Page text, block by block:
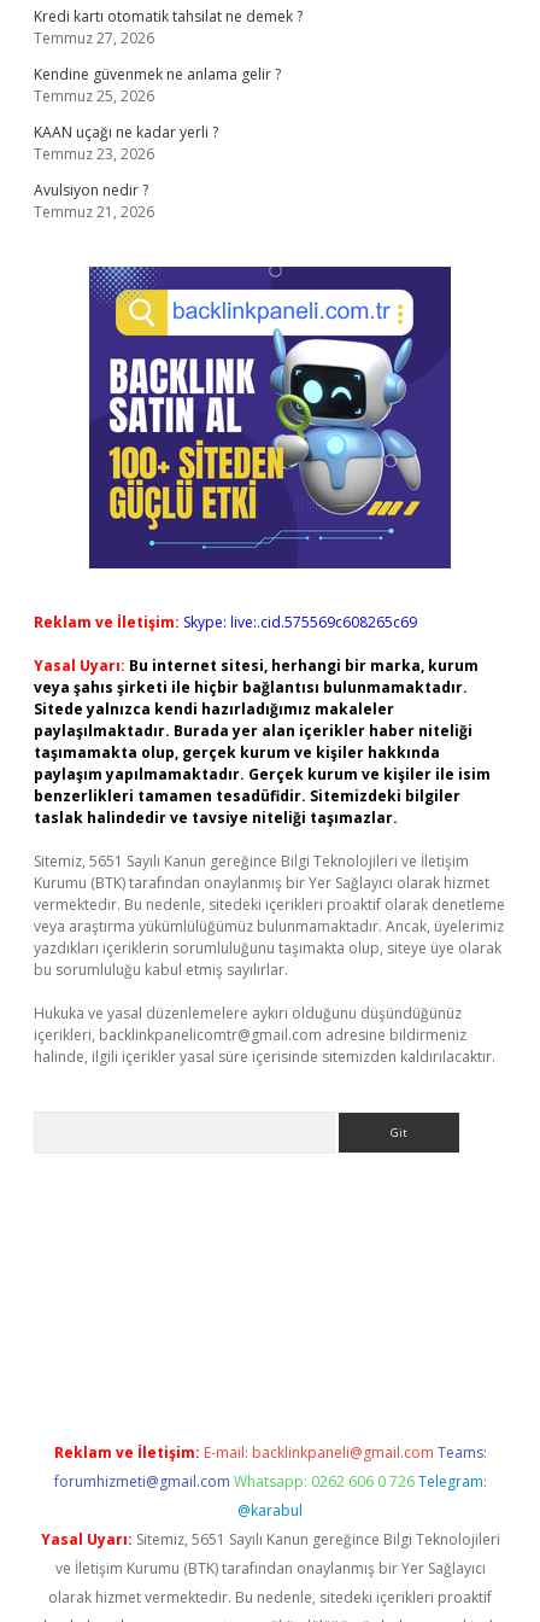
Kredi kartı otomatik tahsilat ne demek ?
Temmuz 27, 2026
Kendine güvenmek ne anlama gelir ?
Temmuz 25, 2026
KAAN uçağı ne kadar yerli ?
Temmuz 23, 2026
Avulsiyon nedir ?
Temmuz 21, 2026
Reklam ve İletişim: Skype: live:.cid.575569c608265c69
Yasal Uyarı: Bu internet sitesi, herhangi bir marka, kurum
veya şahıs şirketi ile hiçbir bağlantısı bulunmamaktadır.
Sitede yalnızca kendi hazırladığımız makaleler
paylaşılmaktadır. Burada yer alan içerikler haber niteliği
taşımamakta olup, gerçek kurum ve kişiler hakkında
paylaşım yapılmamaktadır. Gerçek kurum ve kişiler ile isim
benzerlikleri tamamen tesadüfidir. Sitemizdeki bilgiler
taslak halindedir ve tavsiye niteliği taşımazlar.
Sitemiz, 5651 Sayılı Kanun gereğince Bilgi Teknolojileri ve İletişim
Kurumu (BTK) tarafından onaylanmış bir Yer Sağlayıcı olarak hizmet
vermektedir. Bu nedenle, sitedeki içerikleri proaktif olarak denetleme
veya araştırma yükümlülüğümüz bulunmamaktadır. Ancak, üyelerimiz
yazdıkları içeriklerin sorumluluğunu taşımakta olup, siteye üye olarak
bu sorumluluğu kabul etmiş sayılırlar.
Hukuka ve yasal düzenlemelere aykırı olduğunu düşündüğünüz
içerikleri, backlinkpanelicomtr@gmail.com adresine bildirmeniz
halinde, ilgili içerikler yasal süre içerisinde sitemizden kaldırılacaktır.
Reklam ve İletişim: E-mail: backlinkpaneli@gmail.com Teams:
forumhizmeti@gmail.com Whatsapp: 0262 606 0 726 Telegram:
@karabul
Yasal Uyarı: Sitemiz, 5651 Sayılı Kanun gereğince Bilgi Teknolojileri
ve İletişim Kurumu (BTK) tarafından onaylanmış bir Yer Sağlayıcı
olarak hizmet vermektedir. Bu nedenle, sitedeki içerikleri proaktif